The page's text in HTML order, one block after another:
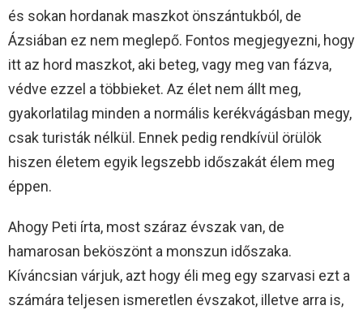
és sokan hordanak maszkot önszántukból, de
Ázsiában ez nem meglepő. Fontos megjegyezni, hogy
itt az hord maszkot, aki beteg, vagy meg van fázva,
védve ezzel a többieket. Az élet nem állt meg,
gyakorlatilag minden a normális kerékvágásban megy,
csak turisták nélkül. Ennek pedig rendkívül örülök
hiszen életem egyik legszebb időszakát élem meg
éppen.
Ahogy Peti írta, most száraz évszak van, de
hamarosan beköszönt a monszun időszaka.
Kíváncsian várjuk, azt hogy éli meg egy szarvasi ezt a
számára teljesen ismeretlen évszakot, illetve arra is,